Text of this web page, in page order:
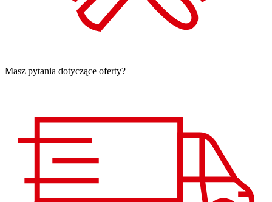
Masz pytania dotyczące oferty?